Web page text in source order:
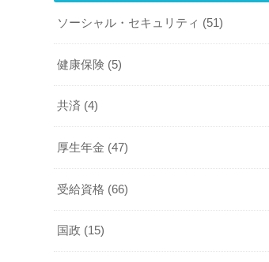
ソーシャル・セキュリティ (51)
健康保険 (5)
共済 (4)
厚生年金 (47)
受給資格 (66)
国政 (15)